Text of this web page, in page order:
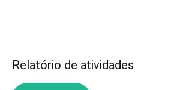
Relatório de atividades